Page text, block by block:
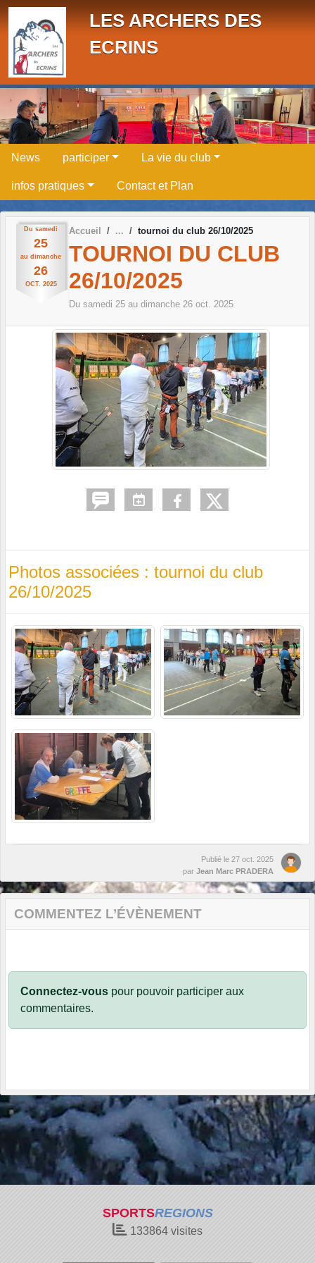
LES ARCHERS DES
ECRINS
News participer La vie du club
infos pratiques Contact et Plan
Du samedi
25
au dimanche
26
OCT. 2025
Accueil tournoi du club 26/10/2025
TOURNOI DU CLUB
26/10/2025
Du samedi 25 au dimanche 26 oct. 2025
Photos associées : tournoi du club
26/10/2025
Publié le 27 oct. 2025
par Jean Marc PRADERA
COMMENTEZ L’ÉVÈNEMENT
Connectez-vous pour pouvoir participer aux
commentaires.
SPORTSREGIONS
133864 visites
Panneau de gestion des cookies